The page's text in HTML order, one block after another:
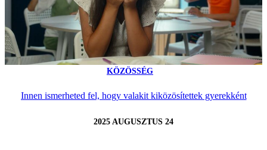
KÖZÖSSÉG
Innen ismerheted fel, hogy valakit kiközösítettek gyerekként
2025 AUGUSZTUS 24